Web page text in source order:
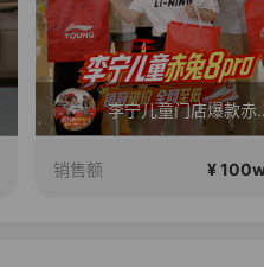
李宁儿童门店爆
销售额 ¥